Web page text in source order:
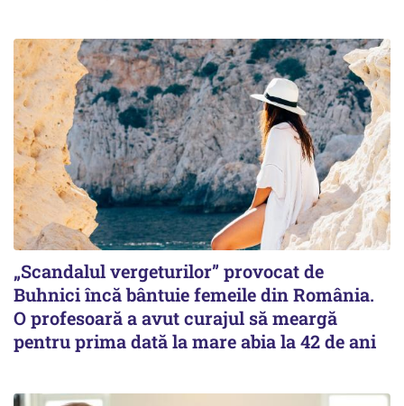
„Scandalul vergeturilor” provocat de
Buhnici încă bântuie femeile din România.
O profesoară a avut curajul să meargă
pentru prima dată la mare abia la 42 de ani